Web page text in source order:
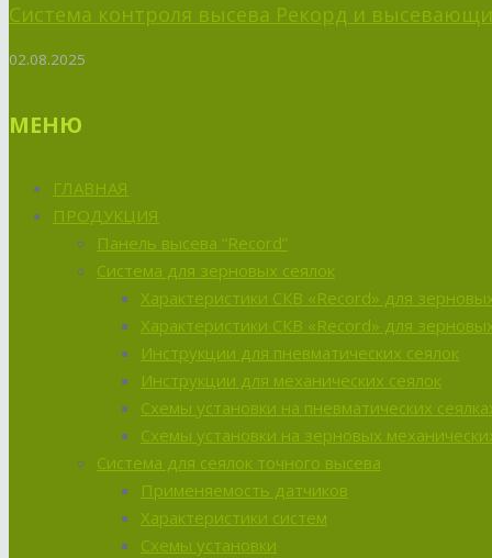
Система контроля высева Рекорд и
02.08.2025
МЕНЮ
ГЛАВНАЯ
ПРОДУКЦИЯ
Панель высева “Record”
Система для зерновых сеялок
Характеристики СКВ «Record» для
Характеристики СКВ «Record» для
Инструкции для пневматических сеялок
Инструкции для механических сеялок
Схемы установки на пневматических
Схемы установки на зерновых
Система для сеялок точного высева
Применяемость датчиков
Характеристики систем
Схемы установки